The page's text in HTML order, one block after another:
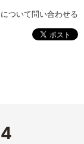
ついて問い合わせる